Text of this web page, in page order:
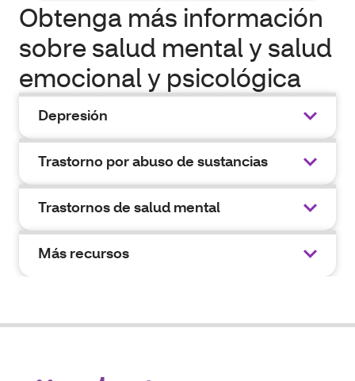
Obtenga más información
sobre salud mental y salud
emocional y psicológica
Depresión
Trastorno por abuso de sustancias
Trastornos de salud mental
Más recursos